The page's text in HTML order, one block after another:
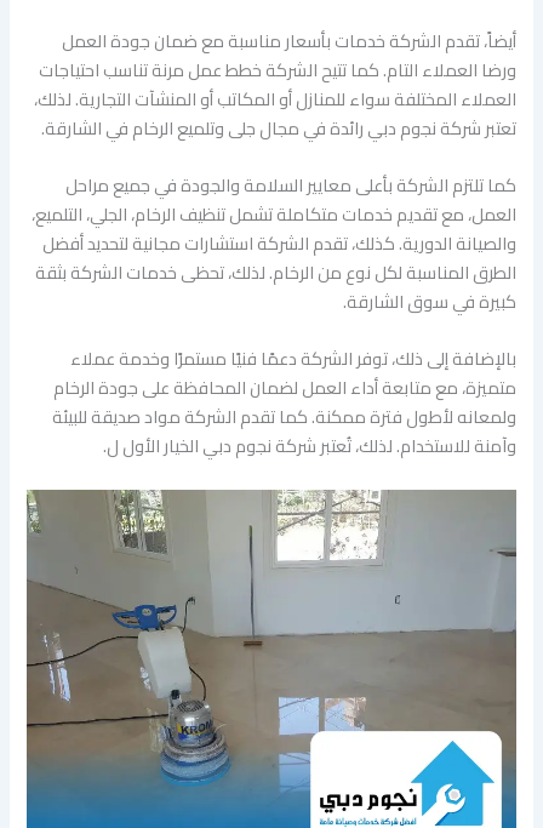
أيضاً، تقدم الشركة خدمات بأسعار مناسبة مع ضمان جودة العمل
ورضا العملاء التام. كما تتيح الشركة خطط عمل مرنة تناسب احتياجات
العملاء المختلفة سواء للمنازل أو المكاتب أو المنشآت التجارية. لذلك،
تعتبر شركة نجوم دبي رائدة في مجال جلى وتلميع الرخام في الشارقة.
كما تلتزم الشركة بأعلى معايير السلامة والجودة في جميع مراحل
العمل، مع تقديم خدمات متكاملة تشمل تنظيف الرخام، الجلي، التلميع،
والصيانة الدورية. كذلك، تقدم الشركة استشارات مجانية لتحديد أفضل
الطرق المناسبة لكل نوع من الرخام. لذلك، تحظى خدمات الشركة بثقة
كبيرة في سوق الشارقة.
بالإضافة إلى ذلك، توفر الشركة دعمًا فنيًا مستمرًا وخدمة عملاء
متميزة، مع متابعة أداء العمل لضمان المحافظة على جودة الرخام
ولمعانه لأطول فترة ممكنة. كما تقدم الشركة مواد صديقة للبيئة
وآمنة للاستخدام. لذلك، تُعتبر شركة نجوم دبي الخيار الأول ل.